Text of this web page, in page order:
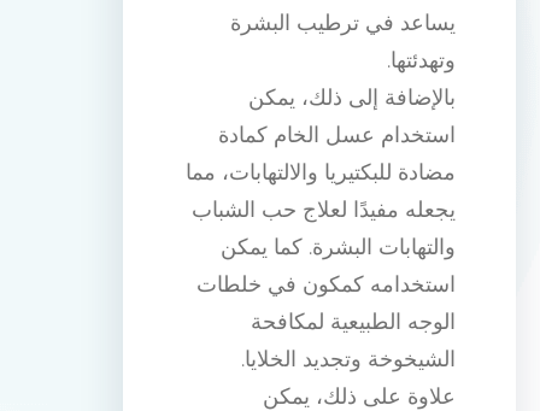
يساعد في ترطيب البشرة
وتهدئتها.
بالإضافة إلى ذلك، يمكن
استخدام عسل الخام كمادة
مضادة للبكتيريا والالتهابات، مما
يجعله مفيدًا لعلاج حب الشباب
والتهابات البشرة. كما يمكن
استخدامه كمكون في خلطات
الوجه الطبيعية لمكافحة
الشيخوخة وتجديد الخلايا.
علاوة على ذلك، يمكن